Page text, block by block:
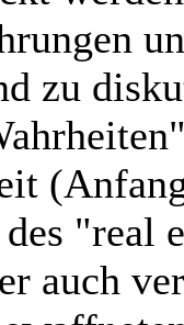
zu
"real
auch